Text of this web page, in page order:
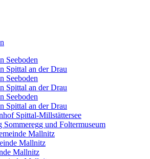
Seeboden
Spittal an der Drau
Seeboden
Spittal an der Drau
Seeboden
Spittal an der Drau
Spittal-Millstättersee
Sommeregg und Foltermuseum
Mallnitz
Mallnitz
Mallnitz